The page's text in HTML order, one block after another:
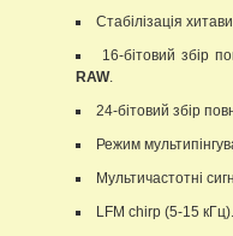
Стабілізація
16-бітовий збір
RAW.
24-бітовий збір
Режим
Мультичастотні
LFM chirp (5-15 кГц).